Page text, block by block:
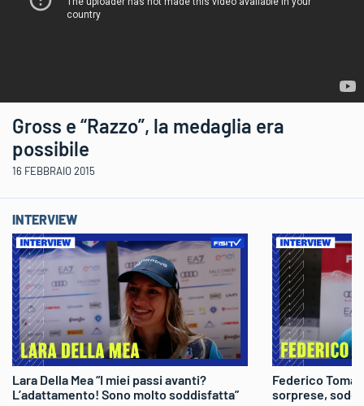
Gross e “Razzo”, la medaglia era
possibile
16 FEBBRAIO 2015
INTERVIEW
Lara Della Mea “I miei passi avanti?
L’adattamento! Sono molto soddisfatta”
Federico
sorprese,